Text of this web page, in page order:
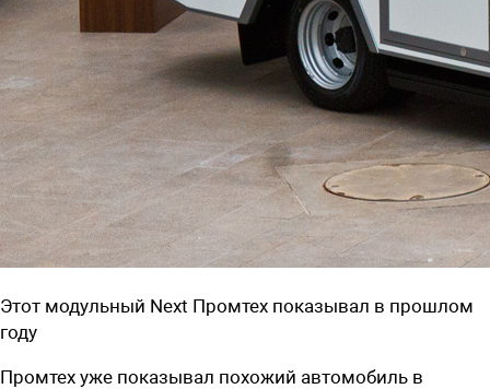
Этот модульный Next Промтех показывал в прошлом
году
Промтех уже показывал похожий автомобиль в